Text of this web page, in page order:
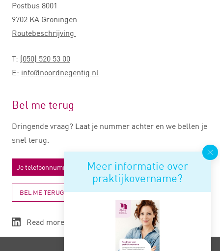
Meer informatie over
praktijkovername?
Postbus 8001
9702 KA Groningen
Routebeschrijving
T: (050) 520 53 00
E: info@noordnegentig.nl
Bel me terug
Dringende vraag? Laat je nummer achter en we bellen je
snel terug.
BEL ME TERUG
Read more